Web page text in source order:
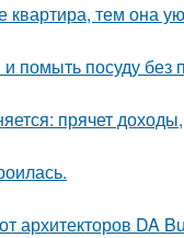
тем она
помыть посуду без
прячет
архитекторов DA